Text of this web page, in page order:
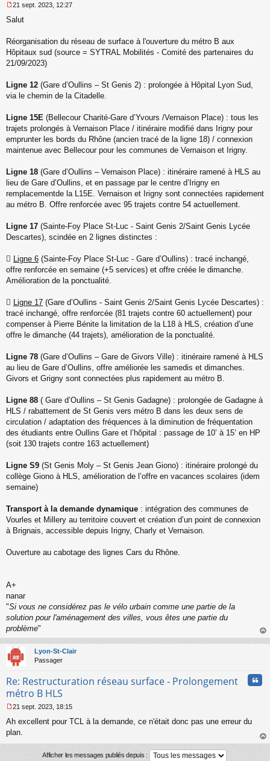
u
e
s
a
g
e
o
n
21 sept. 2023, 12:27
Salut
Réorganisation du réseau de surface à l'ouverture du métro B aux
Hôpitaux sud (source = SYTRAL Mobilités - Comité des partenaires du
21/09/2023)
Ligne 12 (Gare d’Oullins – St Genis 2) : prolongée à Hôpital Lyon Sud,
via le chemin de la Citadelle.
Ligne 15E (Bellecour Charité-Gare d’Yvours /Vernaison Place) : tous les
trajets prolongés à Vernaison Place / itinéraire modifié dans Irigny pour
emprunter les bords du Rhône (ancien tracé de la ligne 18) / connexion
maintenue avec Bellecour pour les communes de Vernaison et Irigny.
Ligne 18 (Gare d’Oullins – Vernaison Place) : itinéraire ramené à HLS au
lieu de Gare d’Oullins, et en passage par le centre d’Irigny en
remplacementde la L15E. Vernaison et Irigny sont connectées rapidement
au métro B. Offre renforcée avec 95 trajets contre 54 actuellement.
Ligne 17 (Sainte-Foy Place St-Luc - Saint Genis 2/Saint Genis Lycée
Descartes), scindée en 2 lignes distinctes :
 Ligne 6 (Sainte-Foy Place St-Luc - Gare d’Oullins) : tracé inchangé,
offre renforcée en semaine (+5 services) et offre créée le dimanche.
Amélioration de la ponctualité.
 Ligne 17 (Gare d’Oullins - Saint Genis 2/Saint Genis Lycée Descartes) :
tracé inchangé, offre renforcée (81 trajets contre 60 actuellement) pour
compenser à Pierre Bénite la limitation de la L18 à HLS, création d’une
offre le dimanche (44 trajets), amélioration de la ponctualité.
Ligne 78 (Gare d’Oullins – Gare de Givors Ville) : itinéraire ramené à HLS
au lieu de Gare d’Oullins, offre améliorée les samedis et dimanches.
Givors et Grigny sont connectées plus rapidement au métro B.
Ligne 88 ( Gare d’Oullins – St Genis Gadagne) : prolongée de Gadagne à
HLS / rabattement de St Genis vers métro B dans les deux sens de
circulation / adaptation des fréquences à la diminution de fréquentation
des étudiants entre Oullins Gare et l’hôpital : passage de 10’ à 15’ en HP
(soit 130 trajets contre 163 actuellement)
Ligne S9 (St Genis Moly – St Genis Jean Giono) : itinéraire prolongé du
collège Giono à HLS, amélioration de l’offre en vacances scolaires (idem
semaine)
Transport à la demande dynamique : intégration des communes de
Vourles et Millery au territoire couvert et création d’un point de connexion
à Brignais, accessible depuis Irigny, Charly et Vernaison.
Ouverture au cabotage des lignes Cars du Rhône.
A+
nanar
"Si vous ne considérez pas le vélo urbain comme une partie de la
solution pour l'aménagement des villes, vous êtes une partie du
problème"
au
Lyon-St-Clair
Passager
Re: Restructuration réseau surface - Prolongement
métro B HLS
e
s
21 sept. 2023, 18:15
Ah excellent pour TCL à la demande, ce n'était donc pas une erreur du
plan.
au
Afficher les messages publiés depuis :